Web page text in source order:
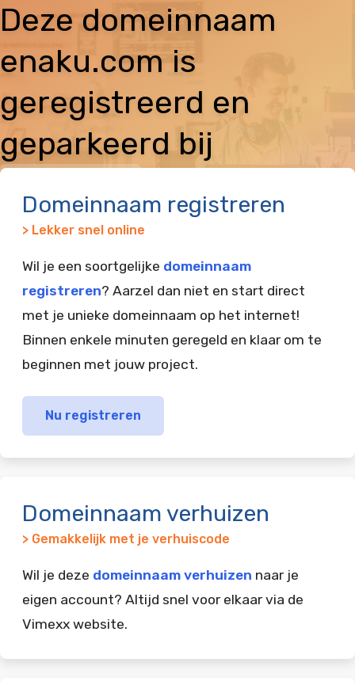
Deze domeinnaam
enaku.com is
geregistreerd en
geparkeerd bij
Domeinnaam registreren
> Lekker snel online
Wil je een soortgelijke domeinnaam
registreren? Aarzel dan niet en start direct
met je unieke domeinnaam op het internet!
Binnen enkele minuten geregeld en klaar om te
beginnen met jouw project.
Nu registreren
Domeinnaam verhuizen
> Gemakkelijk met je verhuiscode
Wil je deze domeinnaam verhuizen naar je
eigen account? Altijd snel voor elkaar via de
Vimexx website.